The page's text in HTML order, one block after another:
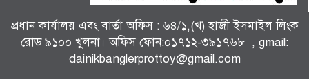
শ্যামনগরে ফাইটার ক্যারাতে ক্লাবের বেল্ট
প্রদান অনুষ্ঠান।
প্রধান কার্যালয় এবং বার্তা অফিস : ৬৪/১,(খ) হাজী ইসমাইল লিংক
রোড ৯১০০ খুলনা। অফিস ফোন:০১৭১২-৩৯১৭৬৮ , gmail:
dainikbanglerprottoy@gmail.com